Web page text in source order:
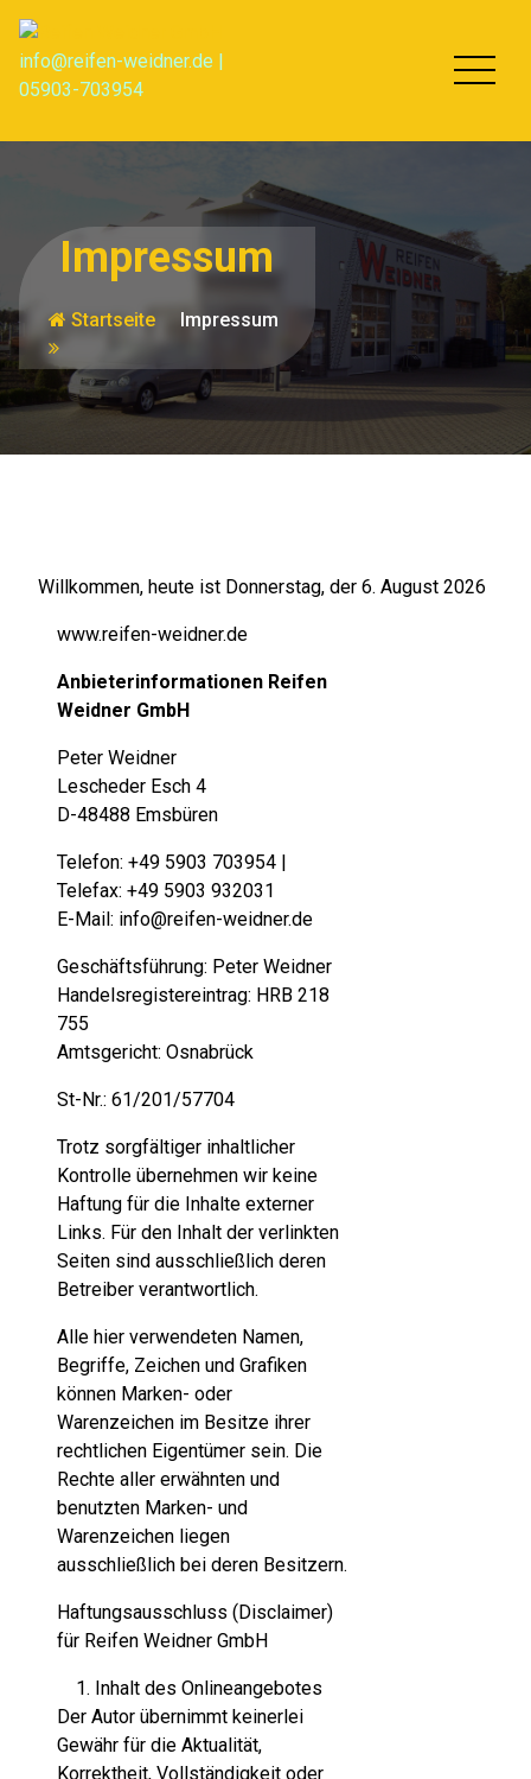
Inhalt
springen
info@reifen-weidner.de |
05903-703954
Impressum
Startseite Impressum
Willkommen, heute ist Donnerstag, der 6. August 2026
www.reifen-weidner.de
Anbieterinformationen Reifen
Weidner GmbH
Peter Weidner
Lescheder Esch 4
D-48488 Emsbüren
Telefon: +49 5903 703954 |
Telefax: +49 5903 932031
E-Mail: info@reifen-weidner.de
Geschäftsführung: Peter Weidner
Handelsregistereintrag: HRB 218
755
Amtsgericht: Osnabrück
St-Nr.: 61/201/57704
Trotz sorgfältiger inhaltlicher
Kontrolle übernehmen wir keine
Haftung für die Inhalte externer
Links. Für den Inhalt der verlinkten
Seiten sind ausschließlich deren
Betreiber verantwortlich.
Alle hier verwendeten Namen,
Begriffe, Zeichen und Grafiken
können Marken- oder
Warenzeichen im Besitze ihrer
rechtlichen Eigentümer sein. Die
Rechte aller erwähnten und
benutzten Marken- und
Warenzeichen liegen
ausschließlich bei deren Besitzern.
Haftungsausschluss (Disclaimer)
für Reifen Weidner GmbH
Inhalt des Onlineangebotes
Der Autor übernimmt keinerlei
Gewähr für die Aktualität,
Korrektheit, Vollständigkeit oder